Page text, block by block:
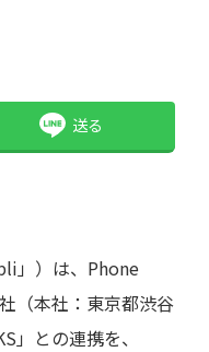
送る
」）は、Phone
（本社：東京都渋谷
」との連携を、